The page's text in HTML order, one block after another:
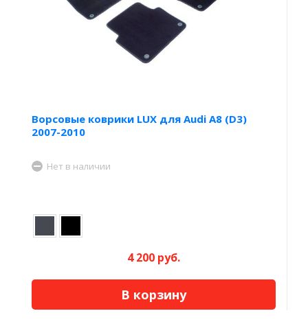
Ворсовые коврики LUX для Audi А8 (D3)
2007-2010
Нет в наличии
4 200 руб.
В корзину